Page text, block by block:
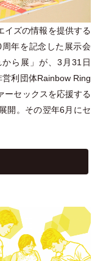
イズの情報を提供する
年を記念した展示会
から展 」 が、3月31日
利団体Rainbow Ring
ーセックスを応援する
開。その翌年6月にセ